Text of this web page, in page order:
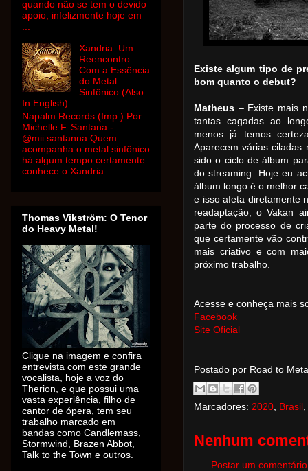
Existe algum tipo de
bom quanto o debut?
Matheus – Existe mais
tantas cagadas ao
menos já temos
Aparecem várias
sido o ciclo de álbum
do streaming. Hoje eu
álbum longo é o melhor
e isso afeta diretamente
readaptação, o Vakan
parte do processo de
que certamente vão
mais criativo e com
próximo trabalho.
Acesse e conheça mais
Facebook
Site Oficial
Postado por Road to
Marcadores: 2020 Brasil
Nenhum
Postar um comentário
quando não se tem o devido
apoio, infelizmente hoje em
...
Xandria: Um
Reencontro
Com a Essência
do Metal
Sinfônico (Also
In English)
Napalm Records (Imp.) Por
Michelle F. Santana -
@mii.santanna Quem
acompanha o metal sinfônico
há algum tempo certamente
conhece o Xandria. ...
Thomas Vikström: O Tenor
do Heavy Metal!
Clique na imagem e confira
entrevista com este grande
vocalista, hoje a voz do
Therion, e que possui uma
vasta experiência, filho de
cantor de ópera, tem seu
trabalho marcado em
bandas como Candlemass,
Stormwind, Brazen Abbot,
Talk to the Town e outros.